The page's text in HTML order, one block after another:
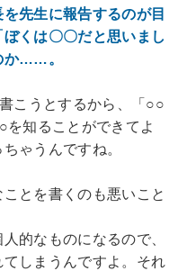
先生に報告するのが目
くは〇〇だと思いまし
か……。
こうとするから、「○○
を知ることができてよ
ゃうんですね。
とを書くのも悪いこと
的なものになるので、
しまうんですよ。それ